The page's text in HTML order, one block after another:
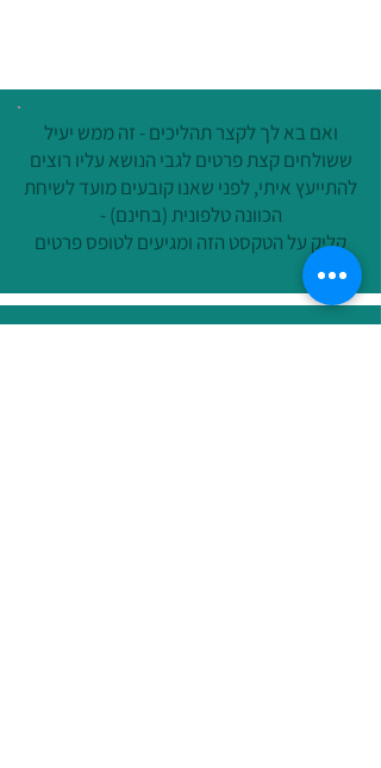
ואם בא לך לקצר תהליכים - זה ממש יעיל
ששולחים קצת פרטים לגבי הנושא עליו רוצים
להתייעץ איתי, לפני שאנו קובעים מועד לשיחת
הכוונה טלפונית (בחינם) -
קליק על הטקסט הזה ומגיעים לטופס פרטים